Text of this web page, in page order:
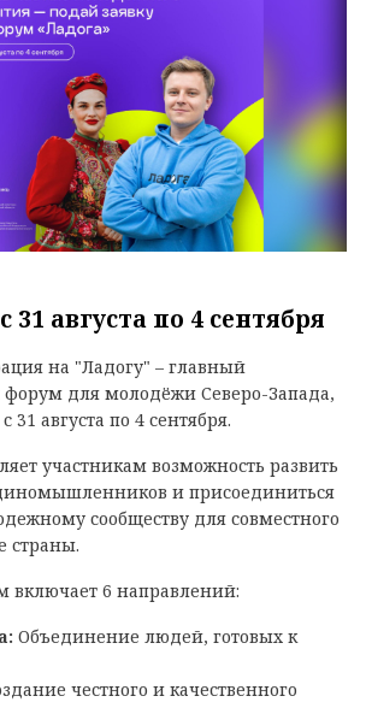
31 августа по 4 сентября
на "Ладогу" – главный
форум для молодёжи Северо-Запада,
31 августа по 4 сентября.
участникам возможность развить
и присоединиться
сообществу для совместного
страны.
включает 6 направлений:
Объединение людей, готовых к
честного и качественного